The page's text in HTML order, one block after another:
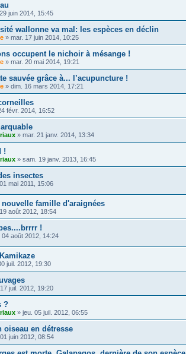
juin 2014, 15:45
wallonne va mal: les espèces en déclin
» mar. 17 juin 2014, 10:25
occupent le nichoir à mésange !
» mar. 20 mai 2014, 19:21
sauvée grâce à... l’acupuncture !
» dim. 16 mars 2014, 17:21
févr. 2014, 16:52
» mar. 21 janv. 2014, 13:34
!
» sam. 19 janv. 2013, 16:45
insectes
mai 2011, 15:06
nouvelle famille d'araignées
août 2012, 18:54
!
04 août 2012, 14:24
juil. 2012, 19:30
juil. 2012, 19:20
?
» jeu. 05 juil. 2012, 06:55
oiseau en détresse
juin 2012, 08:54